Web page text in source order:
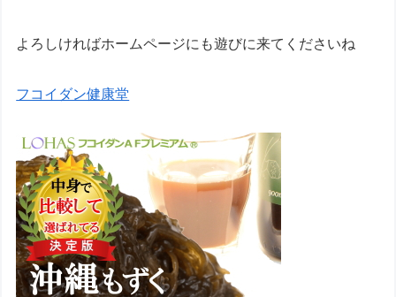
よろしければホームページにも遊びに来てくださいね
フコイダン健康堂